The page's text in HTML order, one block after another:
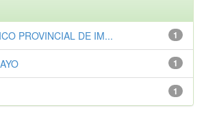
1
PROVINCIAL DE IM...
1
1